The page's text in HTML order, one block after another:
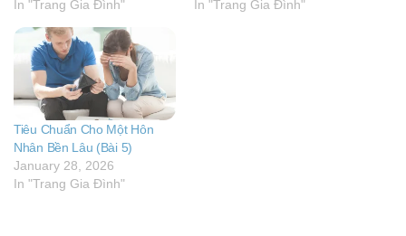
In "Trang Gia Đình"
In "Trang Gia Đình"
Tiêu Chuẩn Cho Một Hôn
Nhân Bền Lâu (Bài 5)
January 28, 2026
In "Trang Gia Đình"